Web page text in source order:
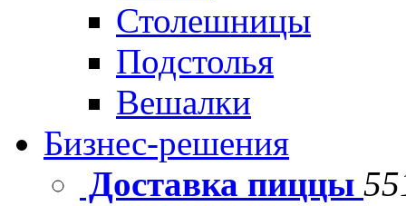
Столешницы
Подстолья
Вешалки
Бизнес-решения
Доставка пиццы